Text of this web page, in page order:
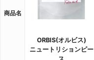
商品名
ORBIS(オルビス)
ニュートリションピー